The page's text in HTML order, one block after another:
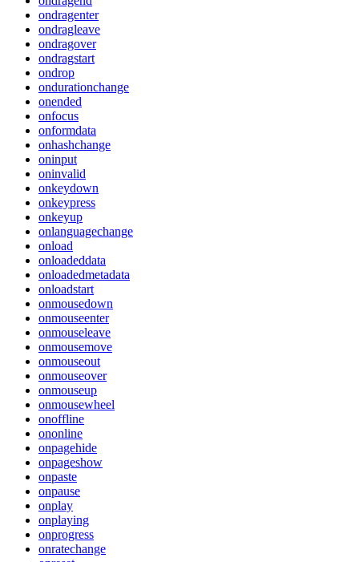
ondragenter
ondragleave
ondragover
ondragstart
ondrop
ondurationchange
onended
onfocus
onformdata
onhashchange
oninput
oninvalid
onkeydown
onkeypress
onkeyup
onlanguagechange
onload
onloadeddata
onloadedmetadata
onloadstart
onmousedown
onmouseenter
onmouseleave
onmousemove
onmouseout
onmouseover
onmouseup
onmousewheel
onoffline
ononline
onpagehide
onpageshow
onpaste
onpause
onplay
onplaying
onprogress
onratechange